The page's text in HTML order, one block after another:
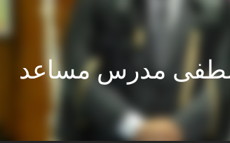
مدرس مساعد بقسم